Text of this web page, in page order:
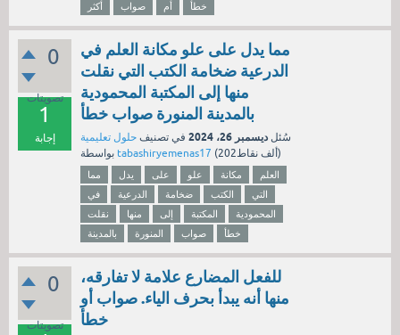
أكثر
صواب أم خطأ
0
تصويتات
1
إجابة
مما يدل على علو مكانة العلم في
الدرعية ضخامة الكتب التي نقلت
منها إلى المكتبة المحمودية
بالمدينة المنورة صواب خطأ
سُئل ديسمبر 26، 2024 في تصنيف حلول تعليمية
tabashiryemenas17 ( 202ألف نقاط)
مما يدل على علو مكانة
العلم
في
الدرعية ضخامة الكتب
التي
نقلت
منها إلى المكتبة
المحمودية
بالمدينة
المنورة صواب خطأ
0
تصويتات
للفعل المضارع علامة لا تفارقه،
منها أنه يبدأ بحرف الياء. صواب أو
خطأ